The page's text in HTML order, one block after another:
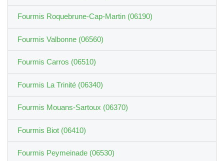
Fourmis Roquebrune-Cap-Martin (06190)
Fourmis Valbonne (06560)
Fourmis Carros (06510)
Fourmis La Trinité (06340)
Fourmis Mouans-Sartoux (06370)
Fourmis Biot (06410)
Fourmis Peymeinade (06530)